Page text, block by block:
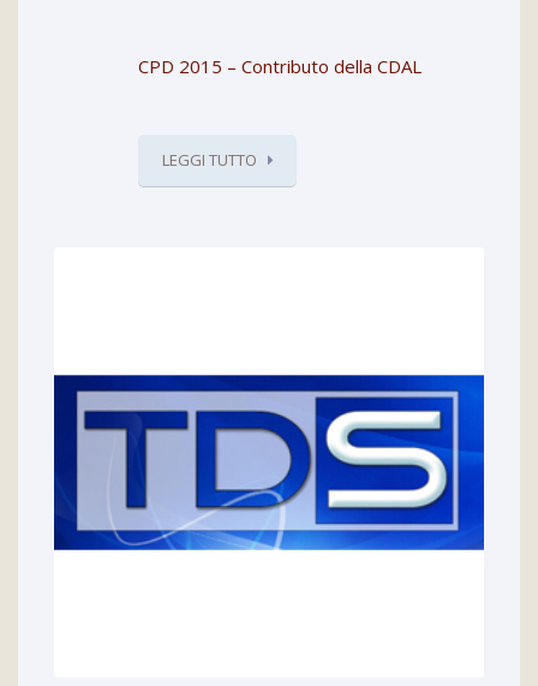
CPD 2015 – Contributo della CDAL
LEGGI TUTTO